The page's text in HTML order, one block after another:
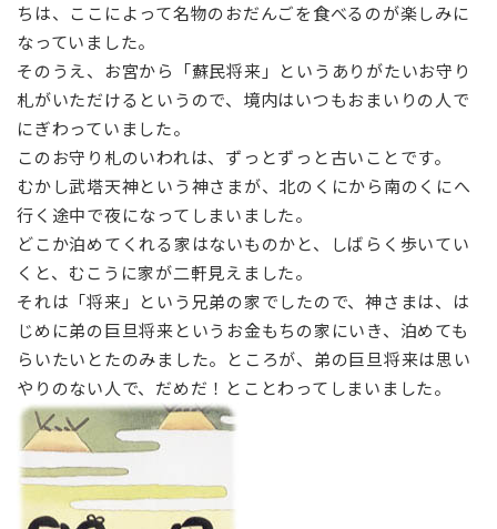
ちは、ここによって名物のおだんごを食べるのが楽しみに
なっていました。
そのうえ、お宮から「蘇民将来」というありがたいお守り
札がいただけるというので、境内はいつもおまいりの人で
にぎわっていました。
このお守り札のいわれは、ずっとずっと古いことです。
むかし武塔天神という神さまが、北のくにから南のくにへ
行く途中で夜になってしまいました。
どこか泊めてくれる家はないものかと、しばらく歩いてい
くと、むこうに家が二軒見えました。
それは「将来」という兄弟の家でしたので、神さまは、は
じめに弟の巨旦将来というお金もちの家にいき、泊めても
らいたいとたのみました。ところが、弟の巨旦将来は思い
やりのない人で、だめだ！とことわってしまいました。